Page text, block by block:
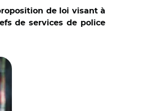
de loi visant à
de services de police